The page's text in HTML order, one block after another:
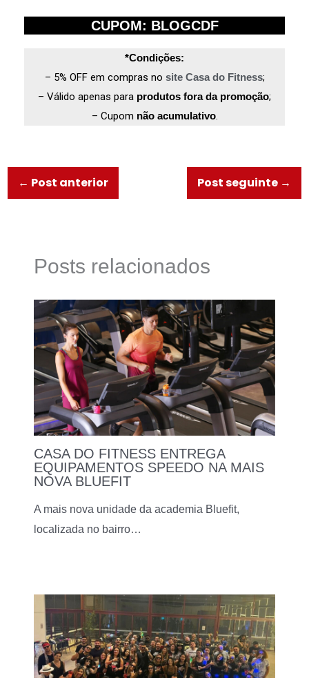
CUPOM: BLOGCDF
*Condições:
– 5% OFF em compras no site Casa do Fitness;
– Válido apenas para produtos fora da promoção;
– Cupom não acumulativo.
← Post anterior Post seguinte →
Posts relacionados
CASA DO FITNESS ENTREGA
EQUIPAMENTOS SPEEDO NA MAIS
NOVA BLUEFIT
A mais nova unidade da academia Bluefit,
localizada no bairro…